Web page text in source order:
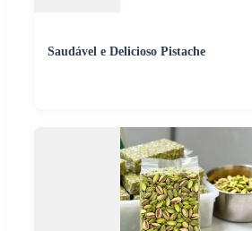
Saudável e Delicioso Pistache